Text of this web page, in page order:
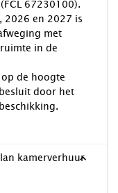
67230100).
2026 en 2027 is
met
in de
de hoogte
door het
kamerverhuur